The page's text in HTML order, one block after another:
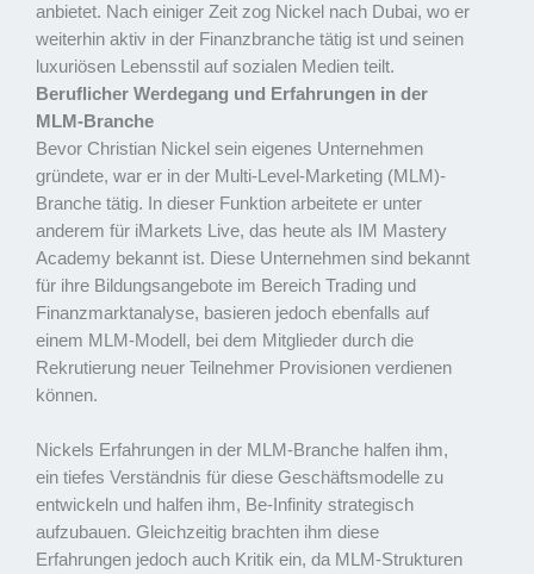
anbietet. Nach einiger Zeit zog Nickel nach Dubai, wo er
weiterhin aktiv in der Finanzbranche tätig ist und seinen
luxuriösen Lebensstil auf sozialen Medien teilt.
Beruflicher Werdegang und Erfahrungen in der
MLM-Branche
Bevor Christian Nickel sein eigenes Unternehmen
gründete, war er in der Multi-Level-Marketing (MLM)-
Branche tätig. In dieser Funktion arbeitete er unter
anderem für iMarkets Live, das heute als IM Mastery
Academy bekannt ist. Diese Unternehmen sind bekannt
für ihre Bildungsangebote im Bereich Trading und
Finanzmarktanalyse, basieren jedoch ebenfalls auf
einem MLM-Modell, bei dem Mitglieder durch die
Rekrutierung neuer Teilnehmer Provisionen verdienen
können.
Nickels Erfahrungen in der MLM-Branche halfen ihm,
ein tiefes Verständnis für diese Geschäftsmodelle zu
entwickeln und halfen ihm, Be-Infinity strategisch
aufzubauen. Gleichzeitig brachten ihm diese
Erfahrungen jedoch auch Kritik ein, da MLM-Strukturen